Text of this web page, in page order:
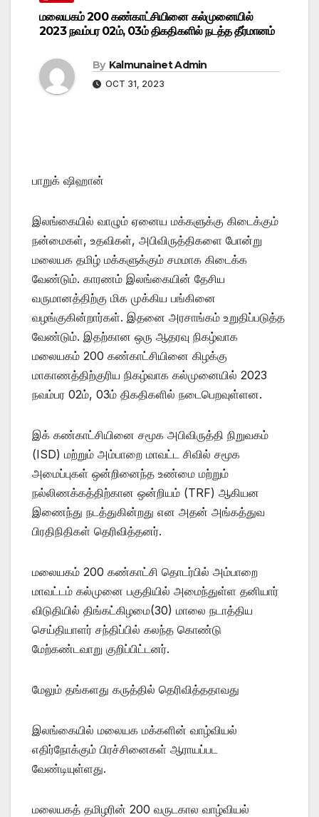
மலையகம் 200 கண்காட்சியினை கல்முனையில்
2023 நவம்பர 02ம், 03ம் திகதிகளில் நடத்த தீர்மானம்
By Kalmunainet Admin
OCT 31, 2023
பாறுக் ஷிஹான்
இலங்கையில் வாழும் ஏனைய மக்களுக்கு கிடைக்கும்
நன்மைகள், உதவிகள், அபிவிருத்திகளை போன்று
மலையக தமிழ் மக்களுக்கும் சமமாக கிடைக்க
வேண்டும். காரணம் இலங்கையின் தேசிய
வருமானத்திற்கு மிக முக்கிய பங்கினை
வழங்குகின்றார்கள். இதனை அரசாங்கம் உறுதிப்படுத்த
வேண்டும். இதற்கான ஒரு ஆதரவு நிகழ்வாக
மலையகம் 200 கண்காட்சியினை கிழக்கு
மாகாணத்திற்குரிய நிகழ்வாக கல்முனையில் 2023
நவம்பர 02ம், 03ம் திகதிகளில் நடைபெறவுள்ளன.
இக் கண்காட்சியினை சமூக அபிவிருத்தி நிறுவகம்
(ISD) மற்றும் அம்பாறை மாவட்ட சிவில் சமூக
அமைப்புகள் ஒன்றினைந்த உண்மை மற்றும்
நல்லிணக்கத்திற்கான ஒன்றியம் (TRF) ஆகியன
இணைந்து நடத்துகின்றது என அதன் அங்கத்துவ
பிரதிநிதிகள் தெரிவித்தனர்.
மலையகம் 200 கண்காட்சி தொடர்பில் அம்பாறை
மாவட்டம் கல்முனை பகுதியில் அமைந்துள்ள தனியார்
விடுதியில் திங்கட்கிழமை(30) மாலை நடாத்திய
செய்தியாளர் சந்திப்பில் கலந்த கொண்டு
மேற்கண்டவாறு குறிப்பிட்டனர்.
மேலும் தங்களது கருத்தில் தெரிவித்ததாவது
இலங்கையில் மலையக மக்களின் வாழ்வியல்
எதிர்நோக்கும் பிரச்சினைகள் ஆராயப்பட
வேண்டியுள்ளது.
மலையகத் தமிழரின் 200 வருடகால வாழ்வியல்